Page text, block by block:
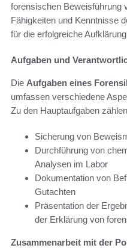
forensischen Beweisführung
Fähigkeiten und Kenntnisse
für die erfolgreiche
Aufgaben und
Die Aufgaben eines
umfassen verschiedene
Zu den Hauptaufgaben
Sicherung von
Durchführung von
Analysen im Labor
Dokumentation von
Gutachten
Präsentation der
der Erklärung von
Zusammenarbeit mit der